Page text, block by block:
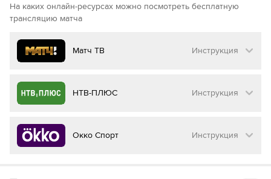
На каких онлайн-ресурсах можно посмотреть бесплатную
трансляцию матча
Матч ТВ Инструкция
Как смотреть бесплатно трансляцию матча
Матч ТВ
Инструкция
Перейдите на сайт МАТЧ ТВ
НТВ-ПЛЮС Инструкция
Как смотреть бесплатно трансляцию матча
на НТВ ПЛЮС
Окко Спорт Инструкция